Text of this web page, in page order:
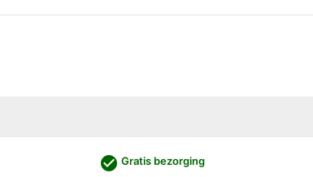
check_circle Gratis bezorging